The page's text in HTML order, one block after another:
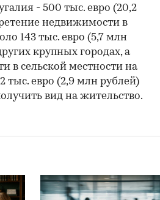
- 500 тыс. евро (20,2
недвижимости в
143 тыс. евро (5,7 млн
крупных городах, а
в сельской местности на
тыс. евро (2,9 млн рублей)
вид на жительство.